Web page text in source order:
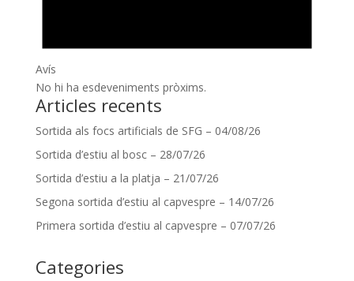
Avís
No hi ha esdeveniments pròxims.
Articles recents
Sortida als focs artificials de SFG – 04/08/26
Sortida d’estiu al bosc – 28/07/26
Sortida d’estiu a la platja – 21/07/26
Segona sortida d’estiu al capvespre – 14/07/26
Primera sortida d’estiu al capvespre – 07/07/26
Categories